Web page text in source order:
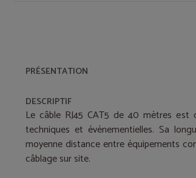
PRÉSENTATION
DESCRIPTIF
Le câble RJ45 CAT5 de 40 mètres est
techniques et événementielles. Sa
moyenne distance entre équipements
câblage sur site.